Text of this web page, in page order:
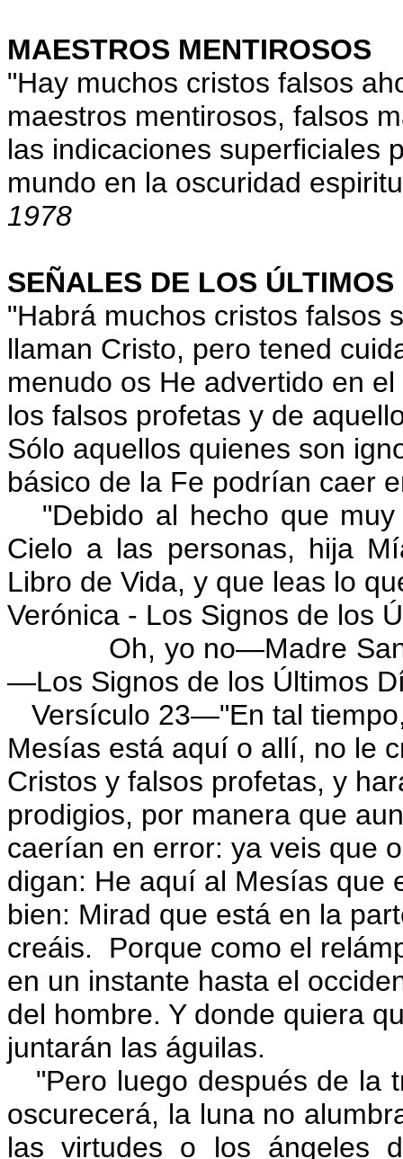
MAESTROS MENTIROSOS
"Hay muchos cristos falsos
maestros mentirosos, falsos
las indicaciones superficiales
mundo en la oscuridad
1978
SEÑALES DE LOS ÚLTIMOS
"Habrá muchos cristos
llaman Cristo, pero tened
menudo os He advertido en
los falsos profetas y de
Sólo aquellos quienes son
básico de la Fe podrían caer
"Debido al hecho que
Cielo a las personas, hija
Libro de Vida, y que leas lo
Verónica - Los Signos de los
Oh, yo no—Madre
—Los Signos de los Últimos
Versículo 23—"En tal
Mesías está aquí o allí, no le
Cristos y falsos profetas, y
prodigios, por manera que
caerían en error: ya veis que
digan: He aquí al Mesías que
bien: Mirad que está en la
creáis. Porque como el
en un instante hasta el
del hombre. Y donde quiera
juntarán las águilas.
"Pero luego después de la
oscurecerá, la luna no
las virtudes o los ángeles